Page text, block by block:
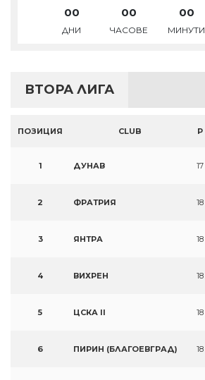
00
ДНИ
00
ЧАСОВЕ
00
МИНУТИ
ВТОРА ЛИГА
ПОЗИЦИЯ CLUB P
1 ДУНАВ 17
2 ФРАТРИЯ 18
3 ЯНТРА 18
4 ВИХРЕН 18
5 ЦСКА II 18
6 ПИРИН (БЛАГОЕВГРАД) 18